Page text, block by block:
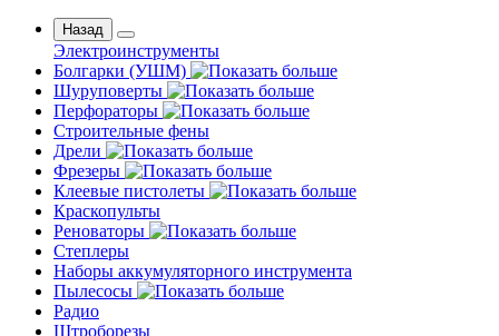
Назад
Электроинструменты
Болгарки (УШМ)
Шуруповерты
Перфораторы
Строительные фены
Дрели
Фрезеры
Клеевые пистолеты
Краскопульты
Реноваторы
Степлеры
Наборы аккумуляторного инструмента
Пылесосы
Радио
Штроборезы